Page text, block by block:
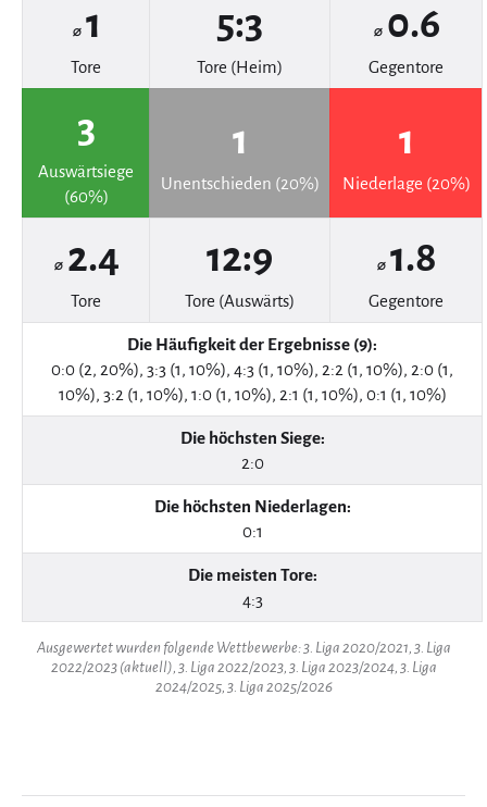
⌀ 1
Tore
5:3
Tore (Heim)
⌀ 0.6
Gegentore
3
Auswärtsiege
(60%)
1
Unentschieden (20%)
1
Niederlage (20%)
⌀ 2.4
Tore
12:9
Tore (Auswärts)
⌀ 1.8
Gegentore
Die Häufigkeit der Ergebnisse (9):
0:0 (2, 20%), 3:3 (1, 10%), 4:3 (1, 10%), 2:2 (1, 10%), 2:0 (1,
10%), 3:2 (1, 10%), 1:0 (1, 10%), 2:1 (1, 10%), 0:1 (1, 10%)
Die höchsten Siege:
2:0
Die höchsten Niederlagen:
0:1
Die meisten Tore:
4:3
Ausgewertet wurden folgende Wettbewerbe: 3. Liga 2020/2021, 3. Liga
2022/2023 (aktuell), 3. Liga 2022/2023, 3. Liga 2023/2024, 3. Liga
2024/2025, 3. Liga 2025/2026